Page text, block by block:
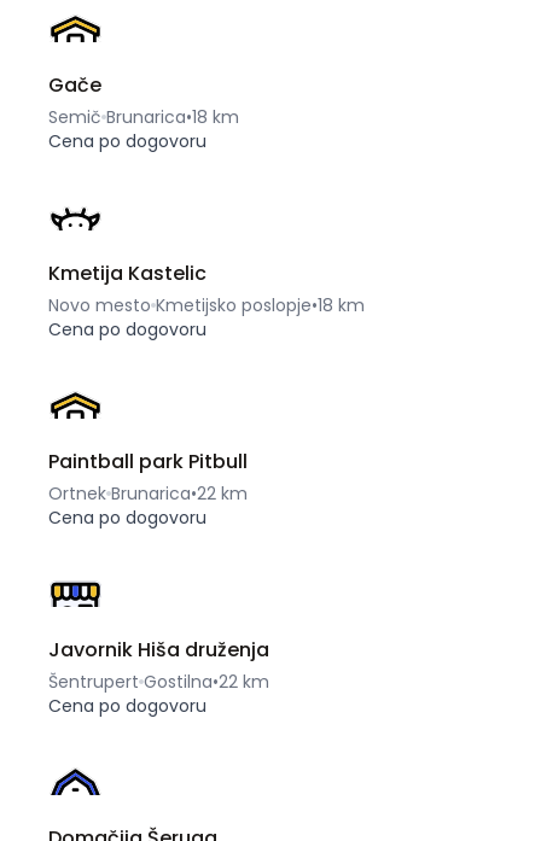
Gače
Semič Brunarica•18 km
Cena po dogovoru
Kmetija Kastelic
Novo mesto Kmetijsko poslopje•18 km
Cena po dogovoru
Paintball park Pitbull
Ortnek Brunarica•22 km
Cena po dogovoru
Javornik Hiša druženja
Šentrupert Gostilna•22 km
Cena po dogovoru